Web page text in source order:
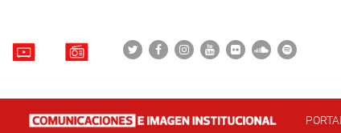
PORTAL